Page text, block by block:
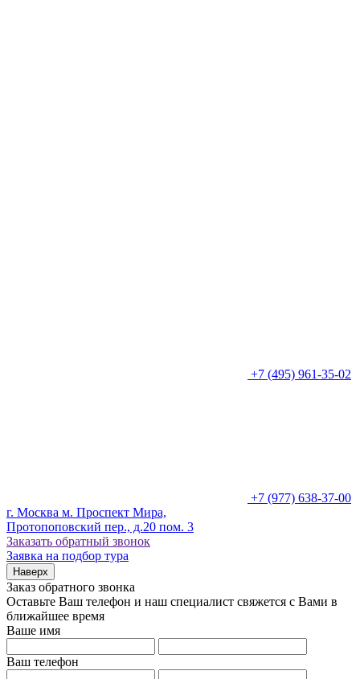
+7 (495) 961-35-02
+7 (977) 638-37-00
г. Москва м. Проспект Мира,
Протопоповский пер., д.20 пом. 3
Заказать обратный звонок
Заявка на подбор тура
Наверх
Заказ обратного звонка
Оставьте Ваш телефон и наш специалист свяжется с Вами в
ближайшее время
Ваше имя
Ваш телефон